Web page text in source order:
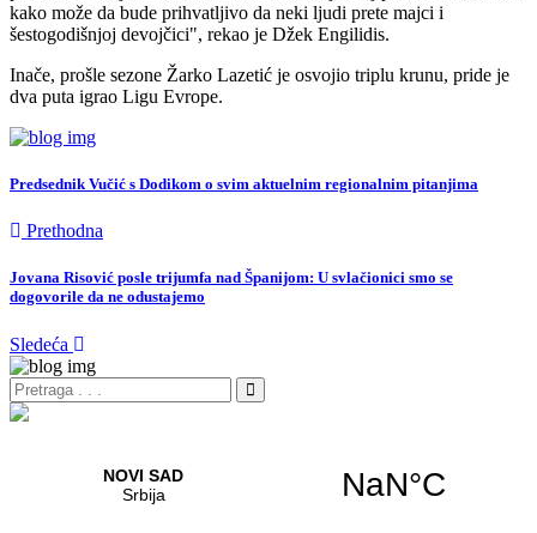
kako može da bude prihvatljivo da neki ljudi prete majci i
šestogodišnjoj devojčici", rekao je Džek Engilidis.
Inače, prošle sezone Žarko Lazetić je osvojio triplu krunu, pride je
dva puta igrao Ligu Evrope.
Predsednik Vučić s Dodikom o svim aktuelnim regionalnim pitanjima
Prethodna
Jovana Risović posle trijumfa nad Španijom: U svlačionici smo se
dogovorile da ne odustajemo
Sledeća